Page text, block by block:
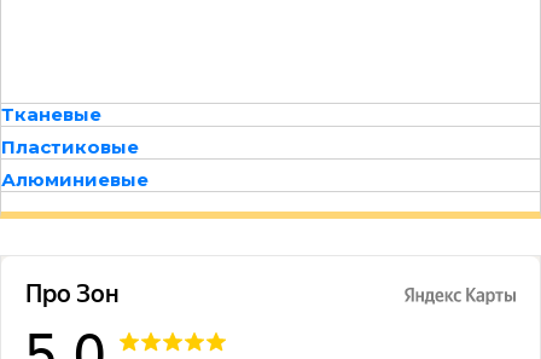
Тканевые
Пластиковые
Алюминиевые